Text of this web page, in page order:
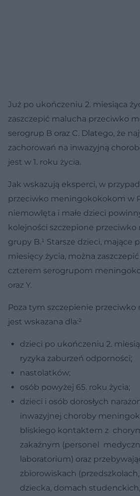
Już po ukończeniu 2. miesiąca
zaszczepić malucha przeciwko
serogrup B oraz C. Dlatego, że
zachorowań na inwazyjną
jest w 1. roku życia.
Jak wskazują eksperci, w
przeciwko meningokokokom w
niemowlęta i małe dzieci
kolejności szczepione
grupy B.¹ Starsze dzieci, mające
miesięcy życia, można
czterem serogrupom
oraz Y.
Poza tym szczepienie
jest wskazana dla:²
dzieci po ukończeniu 2.
ryzyka zaburzeń odporności;
nastolatków;
osób powyżej 65. roku życia;
dzieci i osób dorosłych
inwazyjnej choroby
bliskiego kontaktem z
zakaźnym (personel
laboratorium) oraz
zbiorowiskach
dziecka, domach